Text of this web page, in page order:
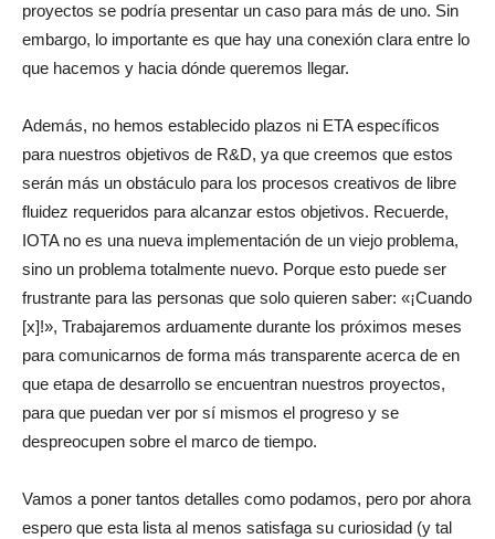
proyectos se podría presentar un caso para más de uno. Sin
embargo, lo importante es que hay una conexión clara entre lo
que hacemos y hacia dónde queremos llegar.
Además, no hemos establecido plazos ni ETA específicos
para nuestros objetivos de R&D, ya que creemos que estos
serán más un obstáculo para los procesos creativos de libre
fluidez requeridos para alcanzar estos objetivos. Recuerde,
IOTA no es una nueva implementación de un viejo problema,
sino un problema totalmente nuevo. Porque esto puede ser
frustrante para las personas que solo quieren saber: «¡Cuando
[x]!», Trabajaremos arduamente durante los próximos meses
para comunicarnos de forma más transparente acerca de en
que etapa de desarrollo se encuentran nuestros proyectos,
para que puedan ver por sí mismos el progreso y se
despreocupen sobre el marco de tiempo.
Vamos a poner tantos detalles como podamos, pero por ahora
espero que esta lista al menos satisfaga su curiosidad (y tal